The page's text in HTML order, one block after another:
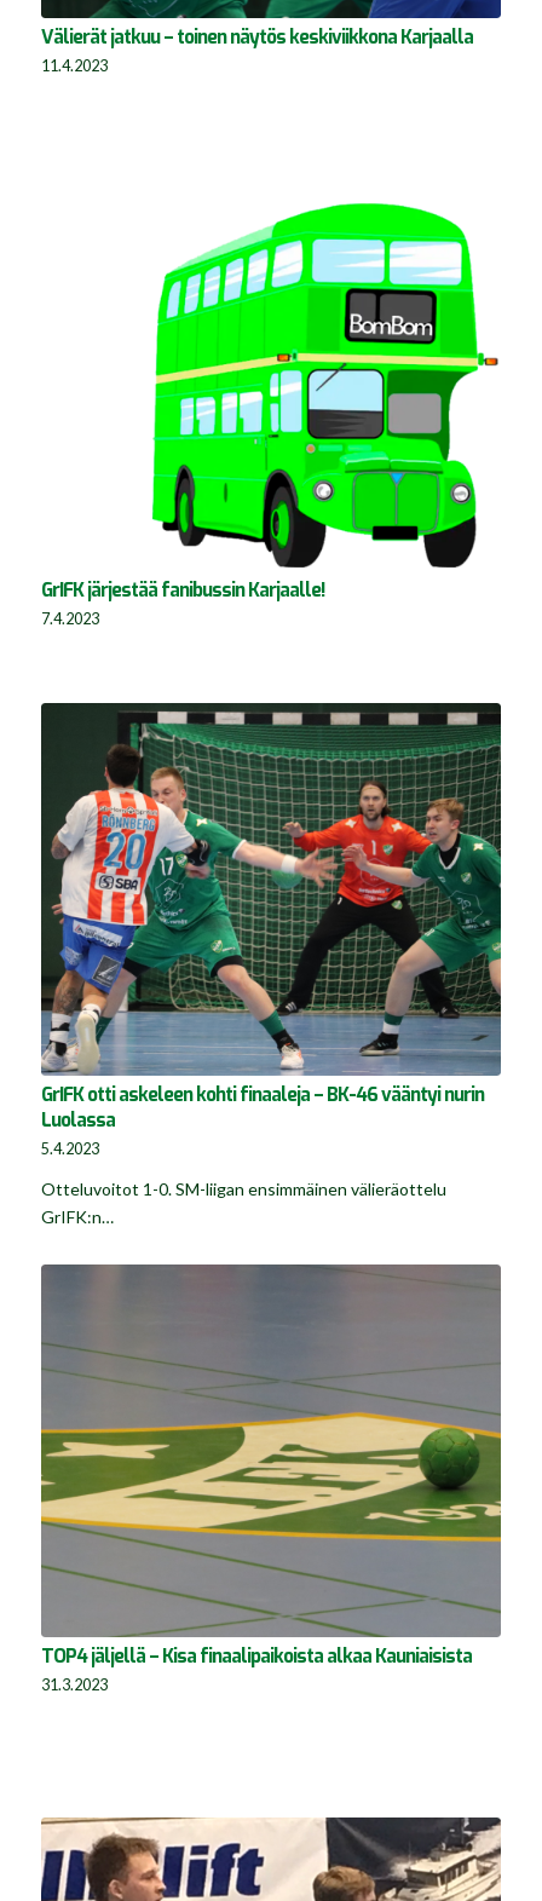
Välierät jatkuu – toinen näytös keskiviikkona Karjaalla
11.4.2023
GrIFK järjestää fanibussin Karjaalle!
7.4.2023
GrIFK otti askeleen kohti finaaleja – BK-46 vääntyi nurin
Luolassa
5.4.2023
Otteluvoitot 1-0. SM-liigan ensimmäinen välieräottelu
GrIFK:n…
TOP4 jäljellä – Kisa finaalipaikoista alkaa Kauniaisista
31.3.2023